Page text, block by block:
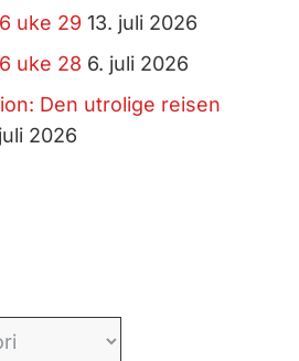
uke 29 13. juli 2026
uke 28 6. juli 2026
Den utrolige reisen
2026